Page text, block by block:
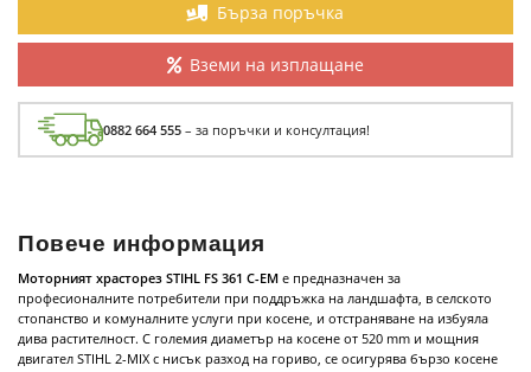
Бърза поръчка
Вземи на изплащане
0882 664 555 – за поръчки и консултация!
Повече информация
Моторният храсторез STIHL FS 361 C-EM е предназначен за
професионалните потребители при поддръжка на ландшафта, в селското
стопанство и комуналните услуги при косене, и отстраняване на избуяла
дива растителност. С големия диаметър на косене от 520 mm и мощния
двигател STIHL 2-MIX с нисък разход на гориво, се осигурява бързо косене